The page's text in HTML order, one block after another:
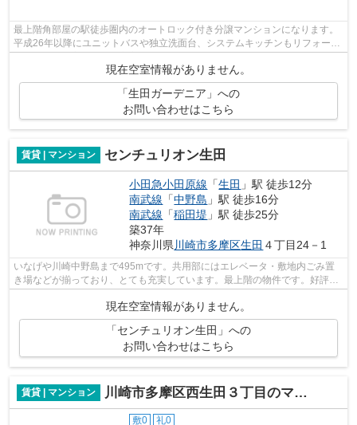
最上階角部屋の駅徒歩圏内のオートロック付き分譲マンションになります。
平成26年以降にユニットバスや独立洗面台、システムキッチンもリフォーム
されており、室内設備も充実しており...
現在空室情報がありません。
「生田ガーデニア」への
お問い合わせはこちら
賃貸 | マンション センチュリオン生田
小田急小田原線 「生田 」駅 徒歩12分
南武線 「中野島 」駅 徒歩16分
南武線 「稲田堤 」駅 徒歩25分
築37年
神奈川県 川崎市多摩区生田 ４丁目24－1
いなげや川崎中野島まで495mです。共用部にはエレベータ・敷地内ごみ置
き場などが揃っており、とても充実しています。最上階の物件です。好評の
現在空室情報がありません。
「センチュリオン生田」への
お問い合わせはこちら
賃貸 | マンション 川崎市多摩区西生田３丁目のマンション
敷0 礼0